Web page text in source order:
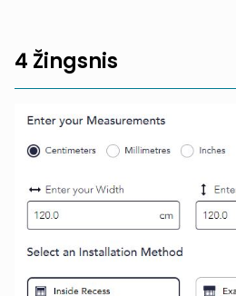
4 Žingsnis